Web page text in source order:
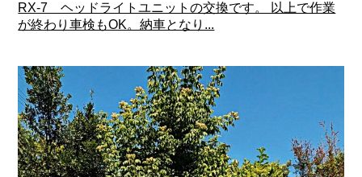
RX-7 ヘッドライトユニットの交換です。 以上で作業
が終わり車検もOK。納車となり...